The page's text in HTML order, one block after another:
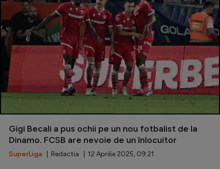
Gigi Becali a pus ochii pe un nou fotbalist de la
Dinamo. FCSB are nevoie de un înlocuitor
SuperLiga | Redactia | 12 Aprilie 2025, 09:21